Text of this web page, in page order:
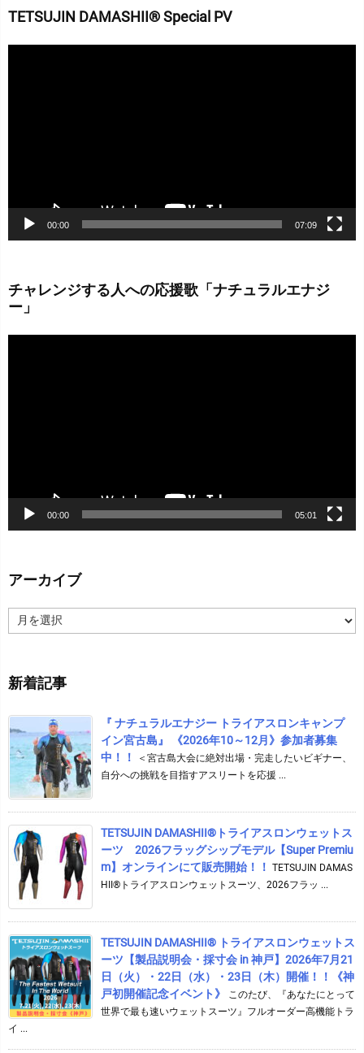
TETSUJIN DAMASHII® Special PV
00:00 07:09
チャレンジする人への応援歌「ナチュラルエナジ
ー」
00:00 05:01
アーカイブ
ー
ブ
新着記事
『 ナチュラルエナジー トライアスロンキャンプ
イン宮古島』 《2026年10～12月》参加者募集
中！！
＜宮古島大会に絶対出場・完走したいビギナー、
自分への挑戦を目指すアスリートを応援 ...
TETSUJIN DAMASHII®︎トライアスロンウェットス
ーツ 2026フラッグシップモデル【Super Premiu
m】オンラインにて販売開始！！ TETSUJIN DAMAS
HII®トライアスロンウェットスーツ、2026フラッ ...
TETSUJIN DAMASHII® トライアスロンウェットス
ーツ【製品説明会・採寸会 in 神戸】2026年7月21
日（火）・22日（水）・23日（木）開催！！《神
戸初開催記念イベント》
このたび、『あなたにとって
世界で最も速いウェットスーツ』フルオーダー高機能トラ
イ ...